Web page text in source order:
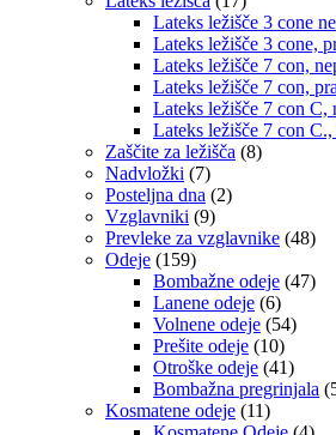
Lateks ležišče 3 cone
Lateks ležišče 3 cone,
Lateks ležišče 7 con,
Lateks ležišče 7 con,
Lateks ležišče 7 con C,
Lateks ležišče 7 con C.,
Zaščite za ležišča (8)
Nadvložki (7)
Posteljna dna (2)
Vzglavniki (9)
Prevleke za vzglavnike (48)
Odeje (159)
Bombažne odeje (47)
Lanene odeje (6)
Volnene odeje (54)
Prešite odeje (10)
Otroške odeje (41)
Bombažna pregrinjala
Kosmatene odeje (11)